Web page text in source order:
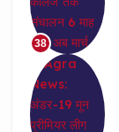
38